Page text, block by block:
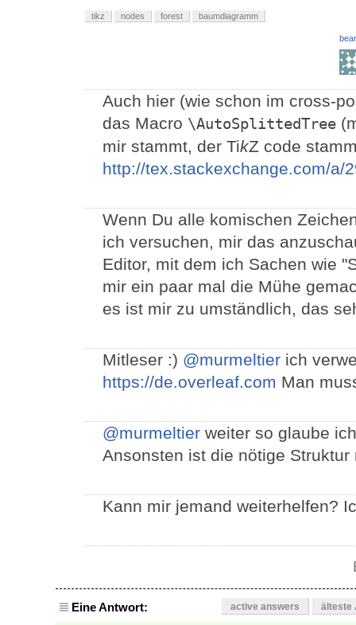
tikz nodes forest baumdiagramm
Auch hier (wie schon im cross-
das Macro \AutoSplittedTree
mir stammt, der TikZ code
http://tex.stackexchange.com/a/
Wenn Du alle komischen
ich versuchen, mir das
Editor, mit dem ich Sachen wie
mir ein paar mal die Mühe
es ist mir zu umständlich, das
Mitleser :) @murmeltier ich
https://de.overleaf.com Man
@murmeltier weiter so glaube
Ansonsten ist die nötige
Kann mir jemand weiterhelfen?
Eine Antwort: active answers älteste